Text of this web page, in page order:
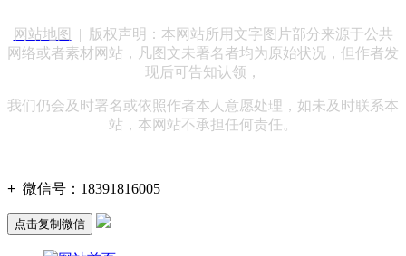
网站地图
| 版权声明：本网站所用文字图片部分来源于公共
网络或者素材网站，凡图文未署名者均为原始状况，但作者发
现后可告知认领，
我们仍会及时署名或依照作者本人意愿处理，如未及时联系本
站，本网站不承担任何责任。
+ 微信号： 18391816005
点击复制微信